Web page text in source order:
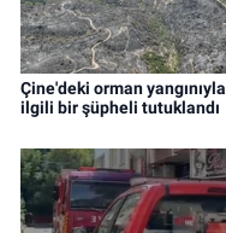
Çine'deki orman yangınıyla
ilgili bir şüpheli tutuklandı